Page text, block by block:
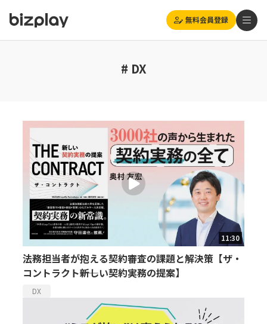
無料会員登録
# DX
11:30
法務担当者が抱える契約審査の課題と解決策【ザ・
コントラクト――新しい契約実務の提案】
DX